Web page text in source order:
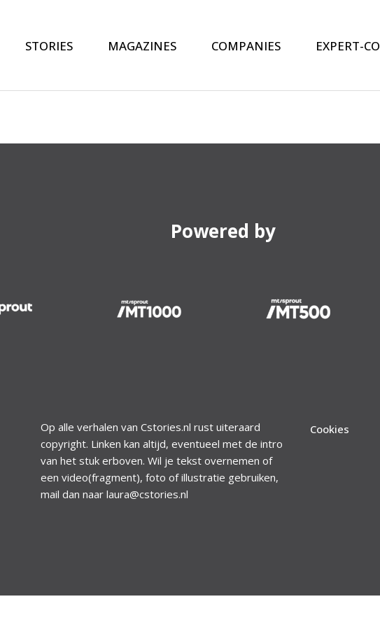
STORIES MAGAZINES COMPANIES EXPERT-
Powered by
Op alle verhalen van Cstories.nl rust uiteraard
copyright. Linken kan altijd, eventueel met de intro
van het stuk erboven. Wil je tekst overnemen of
een video(fragment), foto of illustratie gebruiken,
mail dan naar laura@cstories.nl
Cookies